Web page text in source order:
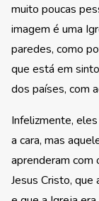
muito poucas
imagem é uma
paredes, como
que está em
dos países, com
Infelizmente,
a cara, mas
aprenderam com
Jesus Cristo, que